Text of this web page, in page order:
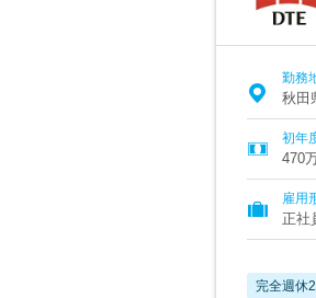
勤務
秋田
初年
470
雇用
正社
完全週休